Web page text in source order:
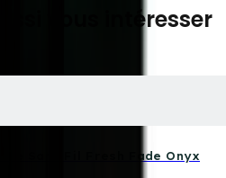
vous intéresser
Sans Fil Fresh Fade Onyx